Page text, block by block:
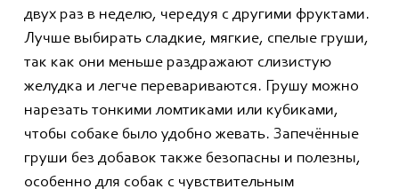
двух раз в неделю, чередуя с другими фруктами.
Лучше выбирать сладкие, мягкие, спелые груши,
так как они меньше раздражают слизистую
желудка и легче перевариваются. Грушу можно
нарезать тонкими ломтиками или кубиками,
чтобы собаке было удобно жевать. Запечённые
груши без добавок также безопасны и полезны,
особенно для собак с чувствительным